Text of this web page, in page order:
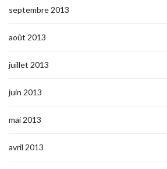
septembre 2013
août 2013
juillet 2013
juin 2013
mai 2013
avril 2013